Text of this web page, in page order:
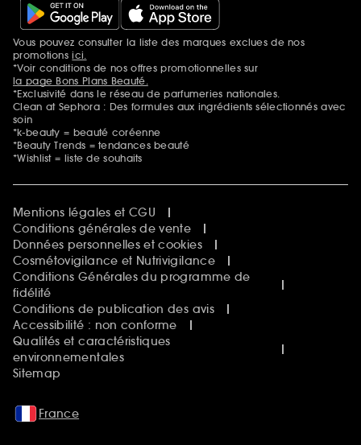
Mentions additionnelles
Vous pouvez consulter la liste des marques exclues de nos
promotionsici.
*Voir conditions de nos offres promotionnelles sur
la page Bons Plans Beauté.
*Exclusivité dans le réseau de parfumeries nationales.
Clean at Sephora : Des formules aux ingrédients sélectionnés avec
soin
*k-beauty = beauté coréenne
*Beauty Trends = tendances beauté
*Wishlist = liste de souhaits
Mentions légales et CGU
Conditions générales de vente
Données personnelles et cookies
Cosmétovigilance et Nutrivigilance
Conditions Générales du programme de
fidélité
Conditions de publication des avis
Accessibilité : non conforme
Qualités et caractéristiques
environnementales
Sitemap
France